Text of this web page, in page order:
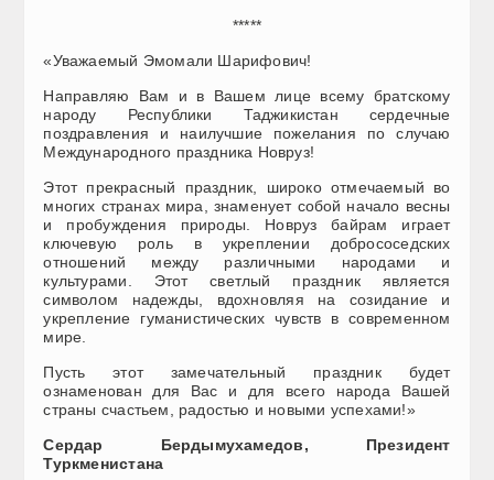
*****
«Уважаемый Эмомали Шарифович!
Направляю Вам и в Вашем лице всему братскому
народу Республики Таджикистан сердечные
поздравления и наилучшие пожелания по случаю
Международного праздника Новруз!
Этот прекрасный праздник, широко отмечаемый во
многих странах мира, знаменует собой начало весны
и пробуждения природы. Новруз байрам играет
ключевую роль в укреплении добрососедских
отношений между различными народами и
культурами. Этот светлый праздник является
символом надежды, вдохновляя на созидание и
укрепление гуманистических чувств в современном
мире.
Пусть этот замечательный праздник будет
ознаменован для Вас и для всего народа Вашей
страны счастьем, радостью и новыми успехами!»
Сердар Бердымухамедов, Президент
Туркменистана